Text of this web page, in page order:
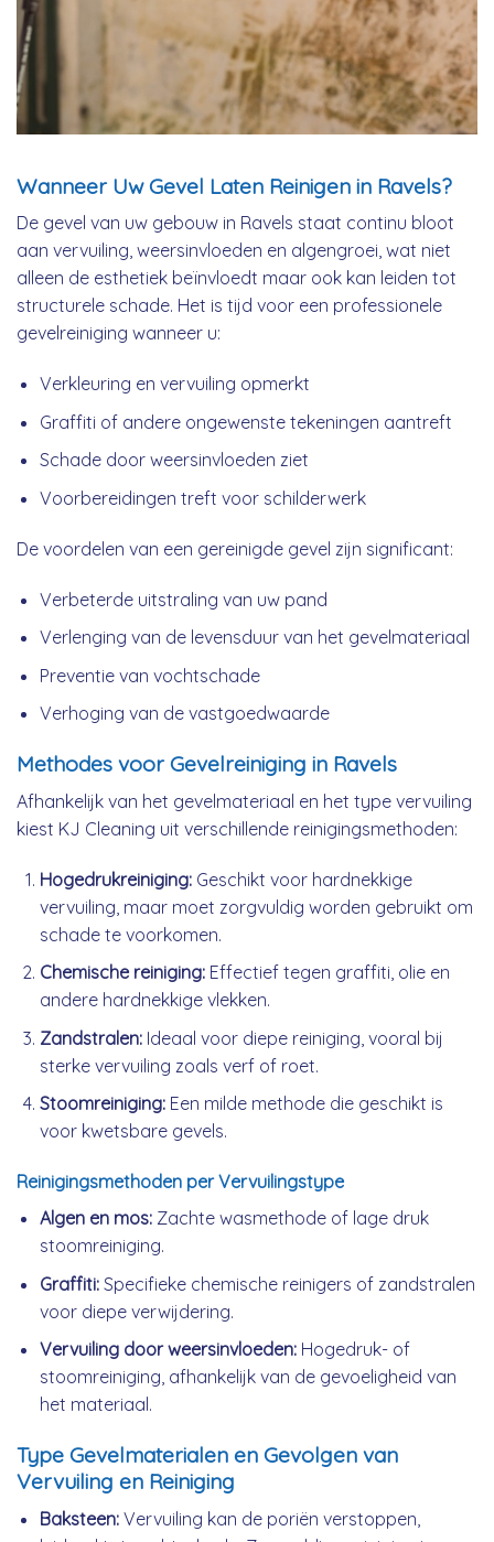
Wanneer Uw Gevel Laten Reinigen in Ravels?
De gevel van uw gebouw in Ravels staat continu bloot
aan vervuiling, weersinvloeden en algengroei, wat niet
alleen de esthetiek beïnvloedt maar ook kan leiden tot
structurele schade. Het is tijd voor een professionele
gevelreiniging wanneer u:
Verkleuring en vervuiling opmerkt
Graffiti of andere ongewenste tekeningen aantreft
Schade door weersinvloeden ziet
Voorbereidingen treft voor schilderwerk
De voordelen van een gereinigde gevel zijn significant:
Verbeterde uitstraling van uw pand
Verlenging van de levensduur van het gevelmateriaal
Preventie van vochtschade
Verhoging van de vastgoedwaarde
Methodes voor Gevelreiniging in Ravels
Afhankelijk van het gevelmateriaal en het type vervuiling
kiest KJ Cleaning uit verschillende reinigingsmethoden:
Hogedrukreiniging:Geschikt voor hardnekkige
vervuiling, maar moet zorgvuldig worden gebruikt om
schade te voorkomen.
Chemische reiniging:Effectief tegen graffiti, olie en
andere hardnekkige vlekken.
Zandstralen:Ideaal voor diepe reiniging, vooral bij
sterke vervuiling zoals verf of roet.
Stoomreiniging:Een milde methode die geschikt is
voor kwetsbare gevels.
Reinigingsmethoden per Vervuilingstype
Algen en mos:Zachte wasmethode of lage druk
stoomreiniging.
Graffiti:Specifieke chemische reinigers of zandstralen
voor diepe verwijdering.
Vervuiling door weersinvloeden:Hogedruk- of
stoomreiniging, afhankelijk van de gevoeligheid van
het materiaal.
Type Gevelmaterialen en Gevolgen van
Vervuiling en Reiniging
Baksteen:Vervuiling kan de poriën verstoppen,